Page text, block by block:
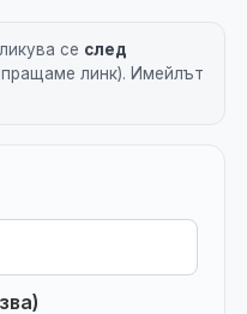
се след
линк). Имейлът